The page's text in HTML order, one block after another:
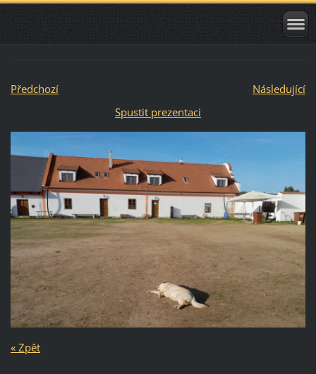
Předchozí
Následující
Spustit prezentaci
« Zpět